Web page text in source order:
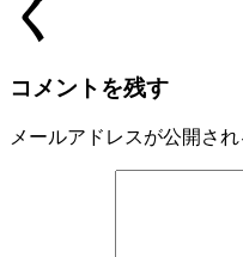
コメントを残す
メールアドレスが公開され